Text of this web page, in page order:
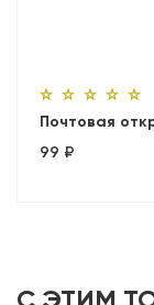
Почтовая
99 ₽
С ЭТИМ